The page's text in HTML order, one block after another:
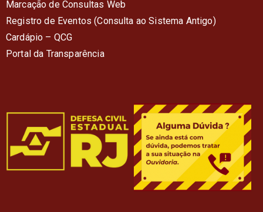
Marcação de Consultas Web
Registro de Eventos (Consulta ao Sistema Antigo)
Cardápio – QCG
Portal da Transparência